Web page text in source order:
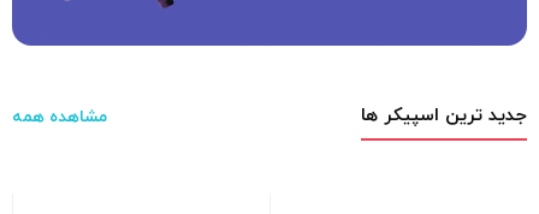
جدید ترین اسپیکر ها مشاهده همه